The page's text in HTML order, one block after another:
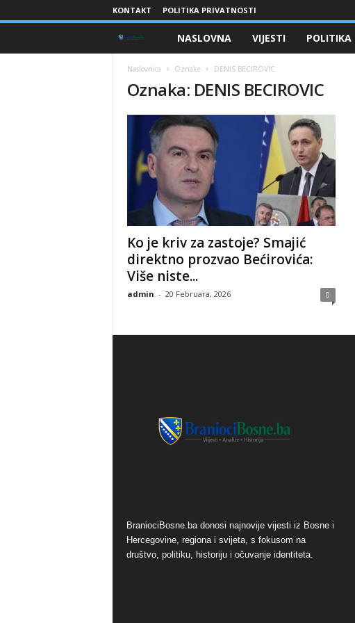
KONTAKT POLITIKA PRIVATNOSTI
r
a
n
o
c
B
NASLOVNA VIJESTI POLITIKA
Naslovnica Oznake DENIS BECIROVIC
Oznaka: DENIS BECIROVIC
​Ko je kriv za zastoje? Smajić
direktno prozvao Bećirovića:
Više niste...
admin - 20 Februara, 2026 0
BraniociBosne.ba donosi najnovije vijesti iz Bosne i
Hercegovine, regiona i svijeta, s fokusom na
društvo, politiku, historiju i očuvanje identiteta.